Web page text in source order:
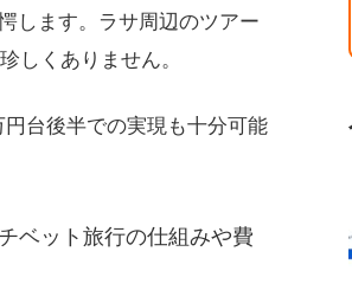
します。ラサ周辺のツアー
しくありません。
台後半での実現も十分可能
ベット旅行の仕組みや費